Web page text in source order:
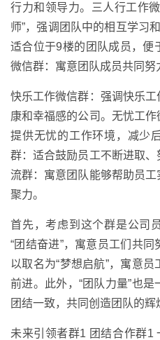
行力和领导力。三人行工作
师”，强调团队中的相互学习
适合位于9楼的团队成员，便
微信群：寓意团队成员共同努
快乐工作微信群：强调快乐
康和幸福感的公司。无忧工
提供无忧的工作环境，减少
群：适合鼓励员工不断进取
流群：寓意团队能够帮助员
聚力。
首先，考虑到这个群是公司
“团结奋进”，寓意员工们共
以取名为“梦想启航”，寓意
前进。此外，“团队力量”也是
团结一致，共同创造团队的辉
未来引领者群1 团结合作群1